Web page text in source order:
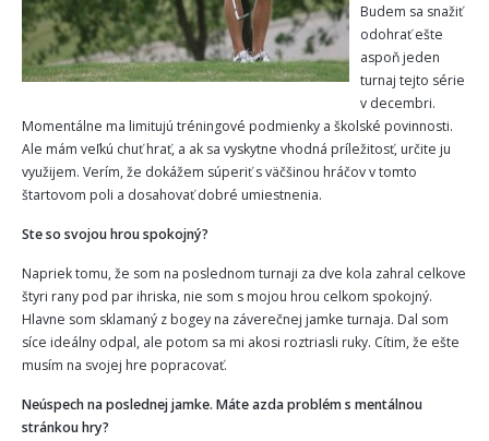
Budem sa snažiť
odohrať ešte
aspoň jeden
turnaj tejto série
v decembri.
Momentálne ma limitujú tréningové podmienky a školské povinnosti.
Ale mám veľkú chuť hrať, a ak sa vyskytne vhodná príležitosť, určite ju
využijem. Verím, že dokážem súperiť s väčšinou hráčov v tomto
štartovom poli a dosahovať dobré umiestnenia.
Ste so svojou hrou spokojný?
Napriek tomu, že som na poslednom turnaji za dve kola zahral celkove
štyri rany pod par ihriska, nie som s mojou hrou celkom spokojný.
Hlavne som sklamaný z bogey na záverečnej jamke turnaja. Dal som
síce ideálny odpal, ale potom sa mi akosi roztriasli ruky. Cítim, že ešte
musím na svojej hre popracovať.
Neúspech na poslednej jamke. Máte azda problém s mentálnou
stránkou hry?